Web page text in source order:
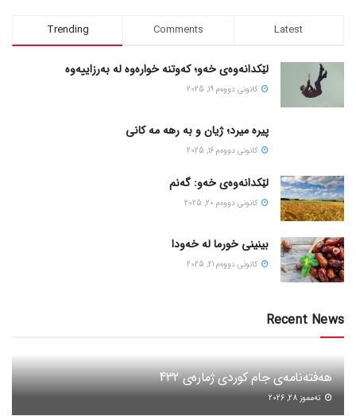
Trending Comments Latest
لێکدانەوەی خەو؛ کەوتنە خوارەوە لە بەرزاییەوە
كانونی دووه‌م 19, 2025
پیره میرد؛ ژیان و به رهه مه کانی
كانونی دووه‌م 16, 2025
لێکدانەوەی خەو: گەنم
كانونی دووه‌م 20, 2025
بینینی خورما لە خەودا
كانونی دووه‌م 21, 2025
Recent News
هەفتەنامەی جام کوردی ژمارەی 432
ته‌مموز 28, 2026